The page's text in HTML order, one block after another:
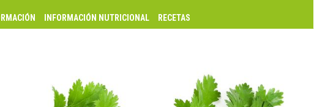
INFORMACIÓN NUTRICIONAL RECETAS